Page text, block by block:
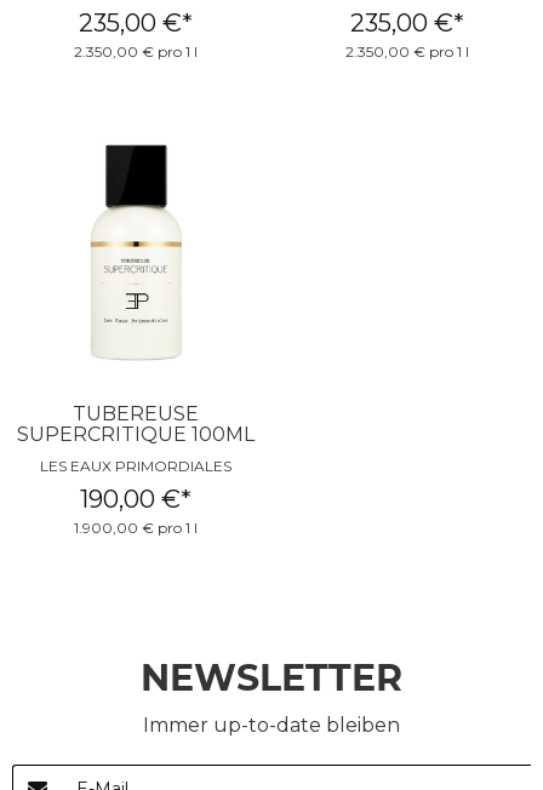
235,00 €*
2.350,00 € pro 1 l
235,00 €*
2.350,00 € pro 1 l
TUBEREUSE
SUPERCRITIQUE 100ML
LES EAUX PRIMORDIALES
190,00 €*
1.900,00 € pro 1 l
NEWSLETTER
Immer up-to-date bleiben